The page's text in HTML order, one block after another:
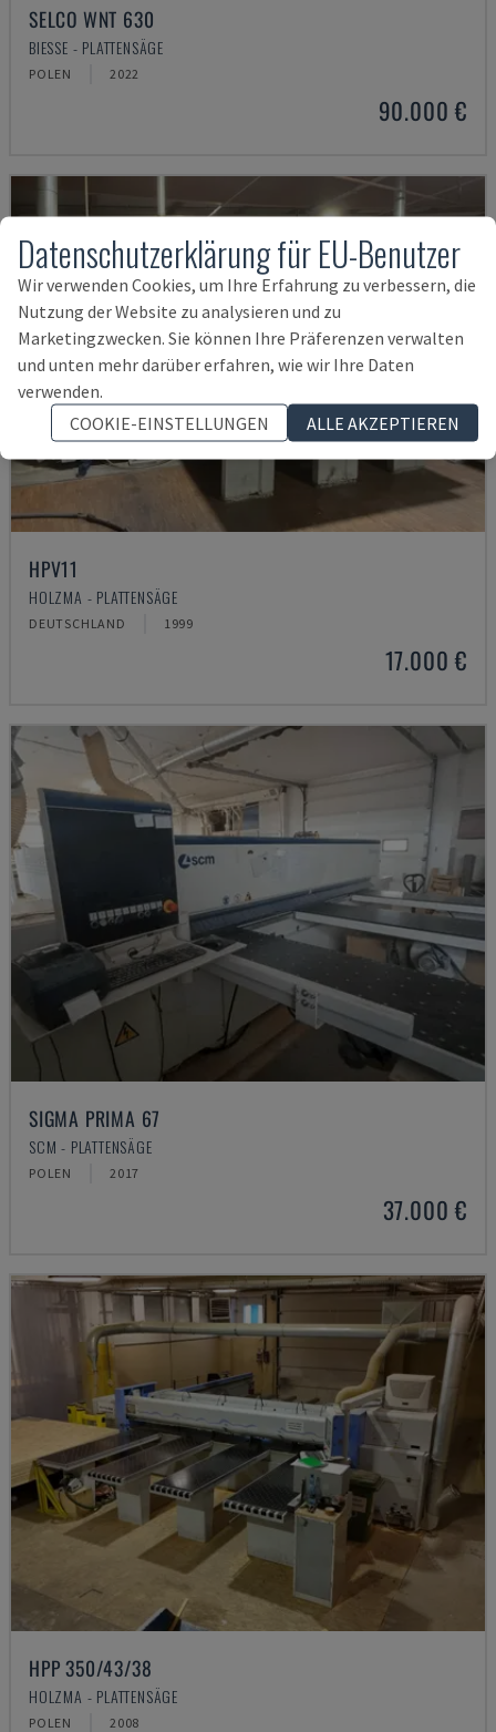
SELCO WNT 630
BIESSE - PLATTENSÄGE
POLEN 2022
90.000 €
HPV11
HOLZMA - PLATTENSÄGE
DEUTSCHLAND 1999
17.000 €
SIGMA PRIMA 67
SCM - PLATTENSÄGE
POLEN 2017
37.000 €
HPP 350/43/38
HOLZMA - PLATTENSÄGE
POLEN 2008
Datenschutzerklärung für EU-Benutzer
Wir verwenden Cookies, um Ihre Erfahrung zu verbessern, die
Nutzung der Website zu analysieren und zu
Marketingzwecken. Sie können Ihre Präferenzen verwalten
und unten mehr darüber erfahren, wie wir Ihre Daten
verwenden.
COOKIE-EINSTELLUNGEN
ALLE AKZEPTIEREN